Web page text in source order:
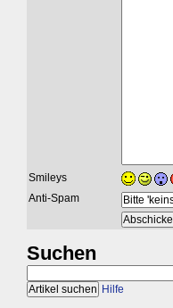
Smileys
Anti-Spam
Suchen
Hilfe